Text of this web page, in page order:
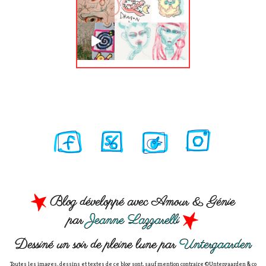
Blog développé avec Amour & Génie
parJeanne Lazzarelli
Dessiné un soir de pleine lune parUntergaarden
Toutes les images, dessins et textes de ce blog sont, sauf mention contraire ©Untergaarden & co